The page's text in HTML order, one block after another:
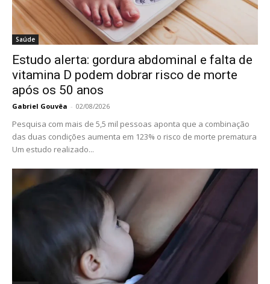
Saúde
Estudo alerta: gordura abdominal e falta de
vitamina D podem dobrar risco de morte
após os 50 anos
Gabriel Gouvêa - 02/08/2026
Pesquisa com mais de 5,5 mil pessoas aponta que a combinação
das duas condições aumenta em 123% o risco de morte prematura
Um estudo realizado...